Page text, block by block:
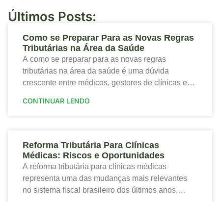
Últimos Posts:
Como se Preparar Para as Novas Regras
Tributárias na Área da Saúde
A como se preparar para as novas regras
tributárias na área da saúde é uma dúvida
crescente entre médicos, gestores de clínicas e
financeira
CONTINUAR LENDO
Reforma Tributária Para Clínicas
Médicas: Riscos e Oportunidades
A reforma tributária para clínicas médicas
representa uma das mudanças mais relevantes
no sistema fiscal brasileiro dos últimos anos,